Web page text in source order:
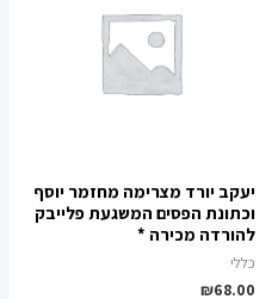
יעקב יורד מצרימה מחזמר יוסף
וכתונת הפסים המשגעת פלייבק
להורדה מכירה *
כללי
₪68.00